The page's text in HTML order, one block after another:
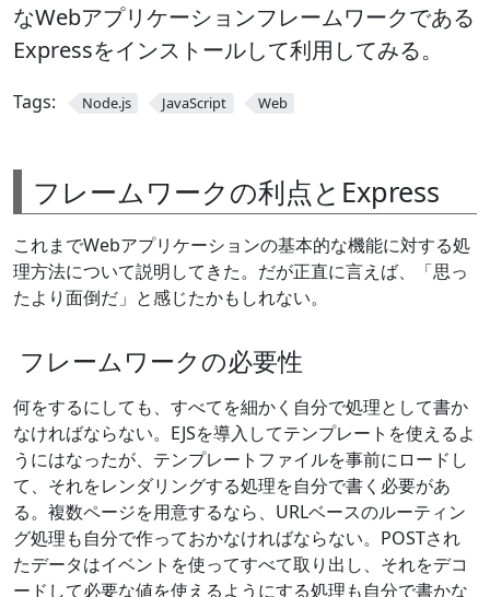
なWebアプリケーションフレームワークである
Expressをインストールして利用してみる。
Tags: Node.js JavaScript Web
フレームワークの利点とExpress
これまでWebアプリケーションの基本的な機能に対する処
理方法について説明してきた。だが正直に言えば、「思っ
たより面倒だ」と感じたかもしれない。
フレームワークの必要性
何をするにしても、すべてを細かく自分で処理として書か
なければならない。EJSを導入してテンプレートを使えるよ
うにはなったが、テンプレートファイルを事前にロードし
て、それをレンダリングする処理を自分で書く必要があ
る。複数ページを用意するなら、URLベースのルーティン
グ処理も自分で作っておかなければならない。POSTされ
たデータはイベントを使ってすべて取り出し、それをデコ
ードして必要な値を使えるようにする処理も自分で書かな